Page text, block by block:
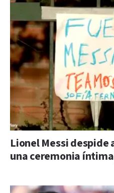
Lionel Messi despide
una ceremonia